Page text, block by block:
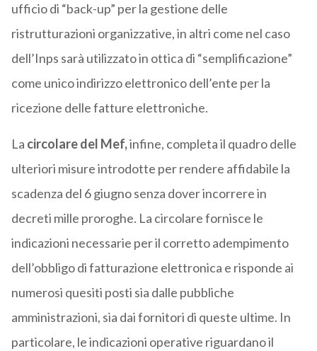
ufficio di “back-up” per la gestione delle
ristrutturazioni organizzative, in altri come nel caso
dell’Inps sarà utilizzato in ottica di “semplificazione”
come unico indirizzo elettronico dell’ente per la
ricezione delle fatture elettroniche.
La circolare del Mef,infine, completa il quadro delle
ulteriori misure introdotte per rendere affidabile la
scadenza del 6 giugno senza dover incorrere in
decreti mille proroghe. La circolare fornisce le
indicazioni necessarie per il corretto adempimento
dell’obbligo di fatturazione elettronica e risponde ai
numerosi quesiti posti sia dalle pubbliche
amministrazioni, sia dai fornitori di queste ultime. In
particolare, le indicazioni operative riguardano il